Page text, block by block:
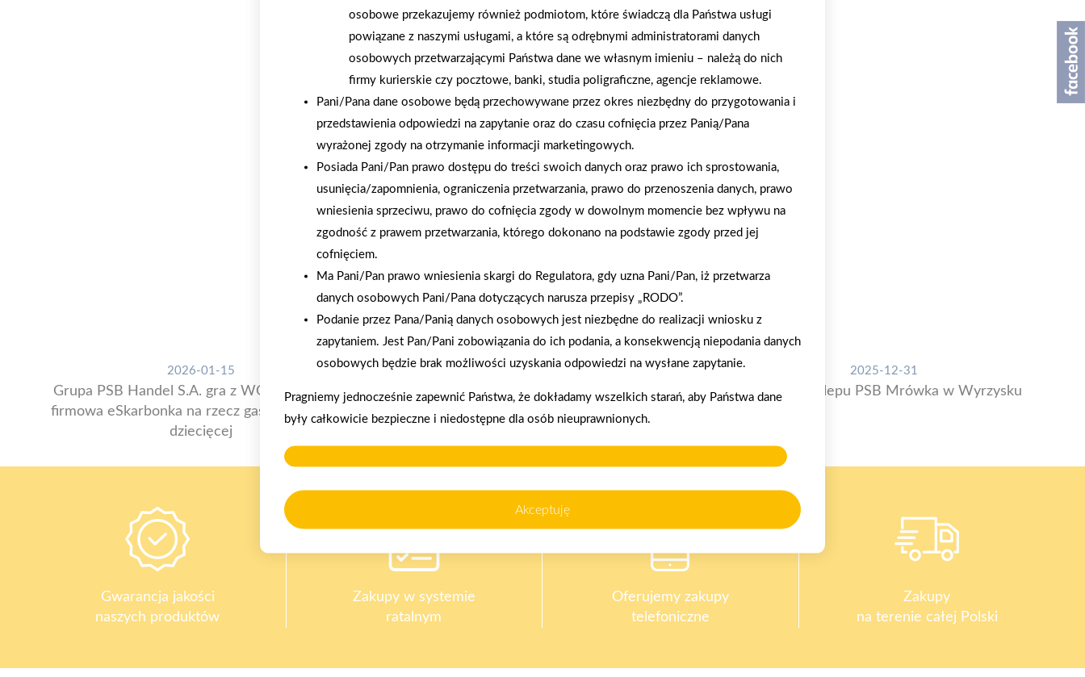
AKTUALNOŚCI
2026-01-15
Grupa PSB Handel S.A. gra z WOŚP. Powstała
firmowa eSkarbonka na rzecz gastroenterologii
dziecięcej
2026-01-12
Zacisze S.A. dołącza do Grupy PSB. Sieć kończy
rok strategicznym otwarciem po rebrandingu
2025-12-31
Otwarcie sklepu PSB Mrówka w Wyrzysku
Gwarancja jakości
naszych produktów
Zakupy w systemie
ratalnym
Oferujemy zakupy
telefoniczne
Zakupy
na terenie całej Polski
osobowe przekazujemy również podmiotom, które świadczą dla Państwa usługi
powiązane z naszymi usługami, a które są odrębnymi administratorami danych
osobowych przetwarzającymi Państwa dane we własnym imieniu – należą do nich
firmy kurierskie czy pocztowe, banki, studia poligraficzne, agencje reklamowe.
Pani/Pana dane osobowe będą przechowywane przez okres niezbędny do przygotowania i
przedstawienia odpowiedzi na zapytanie oraz do czasu cofnięcia przez Panią/Pana
wyrażonej zgody na otrzymanie informacji marketingowych.
Posiada Pani/Pan prawo dostępu do treści swoich danych oraz prawo ich sprostowania,
usunięcia/zapomnienia, ograniczenia przetwarzania, prawo do przenoszenia danych, prawo
wniesienia sprzeciwu, prawo do cofnięcia zgody w dowolnym momencie bez wpływu na
zgodność z prawem przetwarzania, którego dokonano na podstawie zgody przed jej
cofnięciem.
Ma Pani/Pan prawo wniesienia skargi do Regulatora, gdy uzna Pani/Pan, iż przetwarza
danych osobowych Pani/Pana dotyczących narusza przepisy „RODO”.
Podanie przez Pana/Panią danych osobowych jest niezbędne do realizacji wniosku z
zapytaniem. Jest Pan/Pani zobowiązania do ich podania, a konsekwencją niepodania danych
osobowych będzie brak możliwości uzyskania odpowiedzi na wysłane zapytanie.
Pragniemy jednocześnie zapewnić Państwa, że dokładamy wszelkich starań, aby Państwa dane
były całkowicie bezpieczne i niedostępne dla osób nieuprawnionych.
Akceptuję